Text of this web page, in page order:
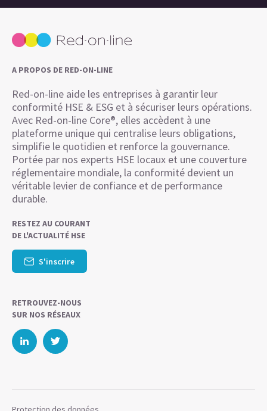
A PROPOS DE RED-ON-LINE
Red-on-line aide les entreprises à garantir leur
conformité HSE & ESG et à sécuriser leurs opérations.
Avec Red-on-line Core®, elles accèdent à une
plateforme unique qui centralise leurs obligations,
simplifie le quotidien et renforce la gouvernance.
Portée par nos experts HSE locaux et une couverture
réglementaire mondiale, la conformité devient un
véritable levier de confiance et de performance
durable.
RESTEZ AU COURANT
DE L'ACTUALITÉ HSE
S'inscrire
RETROUVEZ-NOUS
SUR NOS RÉSEAUX